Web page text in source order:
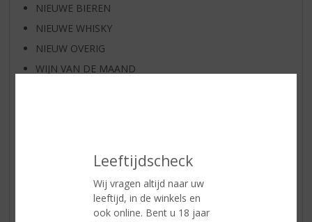
Leeftijdscheck
Wij vragen altijd naar uw
leeftijd, in de winkels en
ook online. Bent u 18 jaar
NIEUWE BIEREN
NIEUWE WHISKY
NIEUW OVERIG
WIJN VAN DE MAAND
EXCLUSIEF TOPSLIJTER